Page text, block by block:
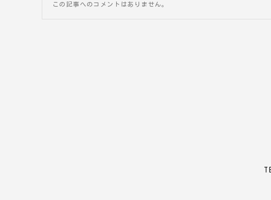
この記事へのコメントはありません。